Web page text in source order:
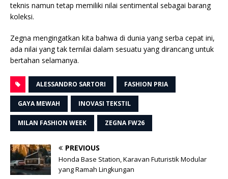
teknis namun tetap memiliki nilai sentimental sebagai barang
koleksi.
Zegna mengingatkan kita bahwa di dunia yang serba cepat ini,
ada nilai yang tak ternilai dalam sesuatu yang dirancang untuk
bertahan selamanya.
ALESSANDRO SARTORI FASHION PRIA
GAYA MEWAH INOVASI TEKSTIL
MILAN FASHION WEEK ZEGNA FW26
PREVIOUS
Honda Base Station, Karavan Futuristik Modular
yang Ramah Lingkungan